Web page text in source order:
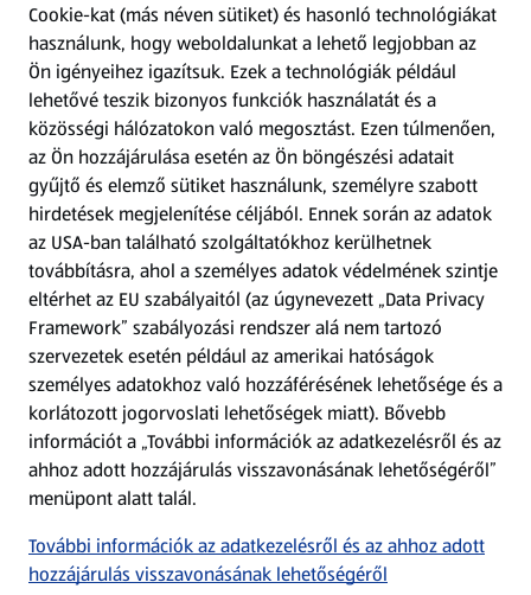
Kérdőív
Fizetési lehetőségek
ALDI utalványok
Árcsökkentés
Adattörlő alkalmazás
Szervizpont
(új oldalon nyílik meg)
Fedezz fel minket az interneten!
Töltsd le az ALDI Magyarország applikációt!
Cookie-kat (más néven sütiket) és hasonló technológiákat
használunk, hogy weboldalunkat a lehető legjobban az
Ön igényeihez igazítsuk. Ezek a technológiák például
lehetővé teszik bizonyos funkciók használatát és a
közösségi hálózatokon való megosztást. Ezen túlmenően,
az Ön hozzájárulása esetén az Ön böngészési adatait
gyűjtő és elemző sütiket használunk, személyre szabott
hirdetések megjelenítése céljából. Ennek során az adatok
az USA-ban található szolgáltatókhoz kerülhetnek
továbbításra, ahol a személyes adatok védelmének szintje
eltérhet az EU szabályaitól (az úgynevezett „Data Privacy
Framework” szabályozási rendszer alá nem tartozó
szervezetek esetén például az amerikai hatóságok
személyes adatokhoz való hozzáférésének lehetősége és a
korlátozott jogorvoslati lehetőségek miatt). Bővebb
információt a „További információk az adatkezelésről és az
ahhoz adott hozzájárulás visszavonásának lehetőségéről”
menüpont alatt talál.
További információk az adatkezelésről és az ahhoz adott
hozzájárulás visszavonásának lehetőségéről